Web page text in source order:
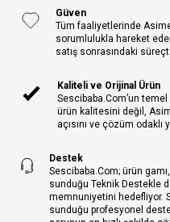
Güven
Tüm faaliyetlerinde
sorumlulukla hareket
satış sonrasındaki
Kaliteli ve Orijinal Ürün
Sescibaba.Com’un
ürün kalitesini değil,
açısını ve çözüm odaklı
Destek
Sescibaba.Com; ürün
sunduğu Teknik Destekle
memnuniyetini hedefliyor.
sunduğu profesyonel